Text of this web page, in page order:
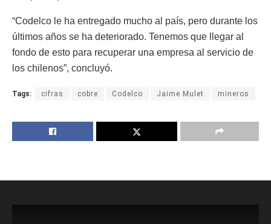
“Codelco le ha entregado mucho al país, pero durante los
últimos años se ha deteriorado. Tenemos que llegar al
fondo de esto para recuperar una empresa al servicio de
los chilenos”, concluyó.
Tags: cifras cobre Codelco Jaime Mulet mineros